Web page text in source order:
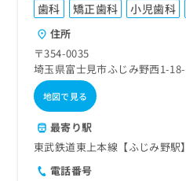
歯科 矯正歯科 小児歯科
住所
〒354-0035
埼玉県富士見市ふじみ野西1-
地図で見る
最寄り駅
東武鉄道東上本線【ふじみ野駅
電話番号